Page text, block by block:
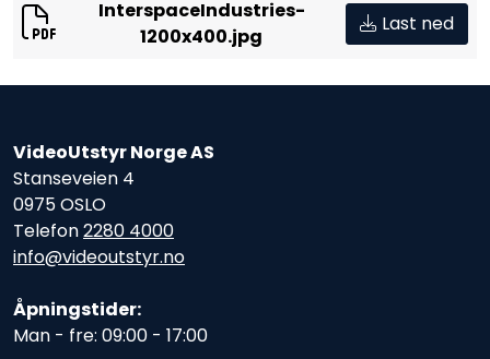
InterspaceIndustries-
1200x400.jpg
Last ned
VideoUtstyr Norge AS
Stanseveien 4
0975 OSLO
Telefon2280 4000
info@videoutstyr.no
Åpningstider:
Man - fre: 09:00 - 17:00